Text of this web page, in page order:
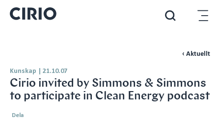
‹ Aktuellt
Kunskap 21.10.07
Cirio invited by Simmons & Simmons
to participate in Clean Energy podcast
Dela